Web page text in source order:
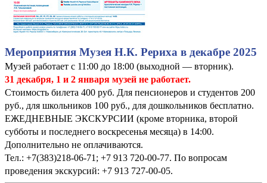
Мероприятия Музея Н.К. Рериха в декабре 2025
Музей работает с 11:00 до 18:00 (выходной — вторник).
31 декабря, 1 и 2 января музей не работает.
Стоимость билета 400 руб. Для пенсионеров и студентов 200
руб., для школьников 100 руб., для дошкольников бесплатно.
ЕЖЕДНЕВНЫЕ ЭКСКУРСИИ (кроме вторника, второй
субботы и последнего воскресенья месяца) в 14:00.
Дополнительно не оплачиваются.
Тел.: +7(383)218-06-71; +7 913 720-00-77. По вопросам
проведения экскурсий: +7 913 727-00-05.